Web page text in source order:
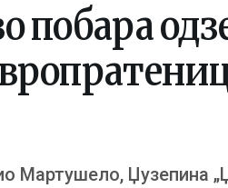
побара
Мартушело, Џузепина